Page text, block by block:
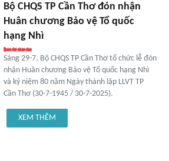
Bộ CHQS TP Cần Thơ đón nhận
Huân chương Bảo vệ Tổ quốc
hạng Nhì
Sáng 29-7, Bộ CHQS TP Cần Thơ tổ chức lễ đón
nhận Huân chương Bảo vệ Tổ quốc hạng Nhì
và kỷ niệm 80 năm Ngày thành lập LLVT TP
Cần Thơ (30-7-1945 / 30-7-2025).
XEM THÊM